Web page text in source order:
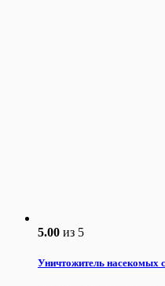
5.00 из 5
Уничтожитель насекомых